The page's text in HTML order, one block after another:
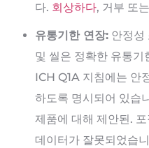
다. 회상하다, 거부 또
유통기한 연장: 안정성
및 씰은 정확한 유통기
ICH Q1A 지침에는 안
하도록 명시되어 있습
제품에 대해 제안된.
데이터가 잘못되었습